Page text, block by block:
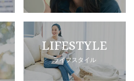
LIFESTYLE
ライフスタイル